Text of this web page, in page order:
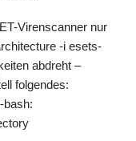
Virenscanner nur
-i esets-
abdreht –
folgendes:
bash: